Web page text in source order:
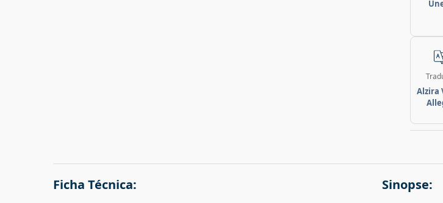
Alzira
Ficha Técnica: Sinopse: